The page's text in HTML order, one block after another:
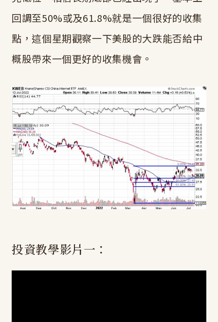
回調至50%或及61.8%就是一個很好的收集
點，這個星期觀察一下美股的大跌能否給中
概股帶來一個更好的收集機會。
投資教學影片一：